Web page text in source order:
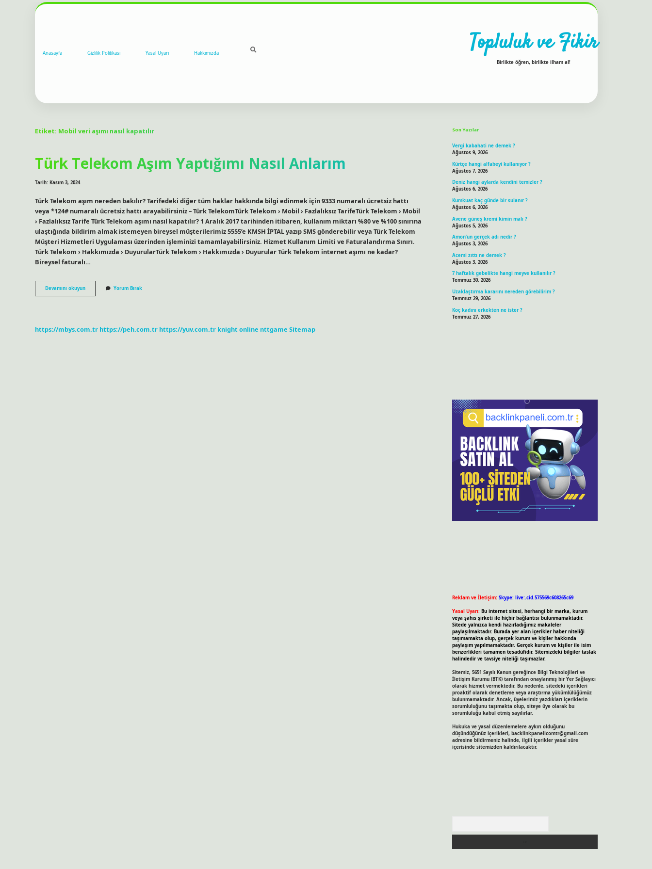
Anasayfa Gizlilik Politikası Yasal Uyarı Hakkımızda Topluluk ve Fikir
Birlikte öğren, birlikte ilham al!
Etiket: Mobil veri aşımı nasıl kapatılır
Türk Telekom Aşım Yaptığımı Nasıl Anlarım
Tarih: Kasım 3, 2024
Türk Telekom aşım nereden bakılır? Tarifedeki diğer tüm haklar hakkında bilgi edinmek için 9333 numaralı ücretsiz hattı
veya *124# numaralı ücretsiz hattı arayabilirsiniz – Türk TelekomTürk Telekom › Mobil › Fazlalıksız TarifeTürk Telekom › Mobil
› Fazlalıksız Tarife Türk Telekom aşımı nasıl kapatılır? 1 Aralık 2017 tarihinden itibaren, kullanım miktarı %80 ve %100 sınırına
ulaştığında bildirim almak istemeyen bireysel müşterilerimiz 5555’e KMSH İPTAL yazıp SMS gönderebilir veya Türk Telekom
Müşteri Hizmetleri Uygulaması üzerinden işleminizi tamamlayabilirsiniz. Hizmet Kullanım Limiti ve Faturalandırma Sınırı.
Türk Telekom › Hakkımızda › DuyurularTürk Telekom › Hakkımızda › Duyurular Türk Telekom internet aşımı ne kadar?
Bireysel faturalı…
Devamını okuyunTürk
Telekom
Yorum Bırak
https://mbys.com.tr https://peh.com.tr https://yuv.com.tr knight online nttgame Sitemap
Son Yazılar
Vergi kabahati ne demek ?
Ağustos 9, 2026
Kürtçe hangi alfabeyi kullanıyor ?
Ağustos 7, 2026
Deniz hangi aylarda kendini temizler ?
Ağustos 6, 2026
Kumkuat kaç günde bir sulanır ?
Ağustos 6, 2026
Avene güneş kremi kimin malı ?
Ağustos 5, 2026
Amon’un gerçek adı nedir ?
Ağustos 3, 2026
Acemi zıttı ne demek ?
Ağustos 3, 2026
7 haftalık gebelikte hangi meyve kullanılır ?
Temmuz 30, 2026
Uzaklaştırma kararını nereden görebilirim ?
Temmuz 29, 2026
Koç kadını erkekten ne ister ?
Temmuz 27, 2026
Reklam ve İletişim: Skype: live:.cid.575569c608265c69
Yasal Uyarı: Bu internet sitesi, herhangi bir marka, kurum
veya şahıs şirketi ile hiçbir bağlantısı bulunmamaktadır.
Sitede yalnızca kendi hazırladığımız makaleler
paylaşılmaktadır. Burada yer alan içerikler haber niteliği
taşımamakta olup, gerçek kurum ve kişiler hakkında
paylaşım yapılmamaktadır. Gerçek kurum ve kişiler ile isim
benzerlikleri tamamen tesadüfidir. Sitemizdeki bilgiler taslak
halindedir ve tavsiye niteliği taşımazlar.
Sitemiz, 5651 Sayılı Kanun gereğince Bilgi Teknolojileri ve
İletişim Kurumu (BTK) tarafından onaylanmış bir Yer Sağlayıcı
olarak hizmet vermektedir. Bu nedenle, sitedeki içerikleri
proaktif olarak denetleme veya araştırma yükümlülüğümüz
bulunmamaktadır. Ancak, üyelerimiz yazdıkları içeriklerin
sorumluluğunu taşımakta olup, siteye üye olarak bu
sorumluluğu kabul etmiş sayılırlar.
Hukuka ve yasal düzenlemelere aykırı olduğunu
düşündüğünüz içerikleri, backlinkpanelicomtr@gmail.com
adresine bildirmeniz halinde, ilgili içerikler yasal süre
içerisinde sitemizden kaldırılacaktır.